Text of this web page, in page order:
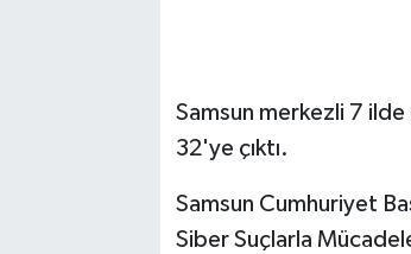
Samsun merkezli 7 ilde
32'ye çıktı.
Samsun Cumhuriyet
Siber Suçlarla